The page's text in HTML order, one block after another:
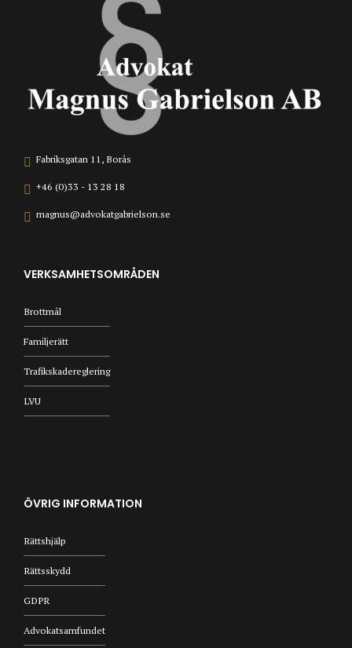
Fabriksgatan 11, Borås
+46 (0)33 - 13 28 18
magnus@advokatgabrielson.se
VERKSAMHETSOMRÅDEN
Brottmål
Familjerätt
Trafikskadereglering
LVU
ÖVRIG INFORMATION
Rättshjälp
Rättsskydd
GDPR
Advokatsamfundet